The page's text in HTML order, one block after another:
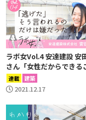
ラボ女Vol.4 安達建設 安
さん「女性だからできる
連載 建築
2021.12.17